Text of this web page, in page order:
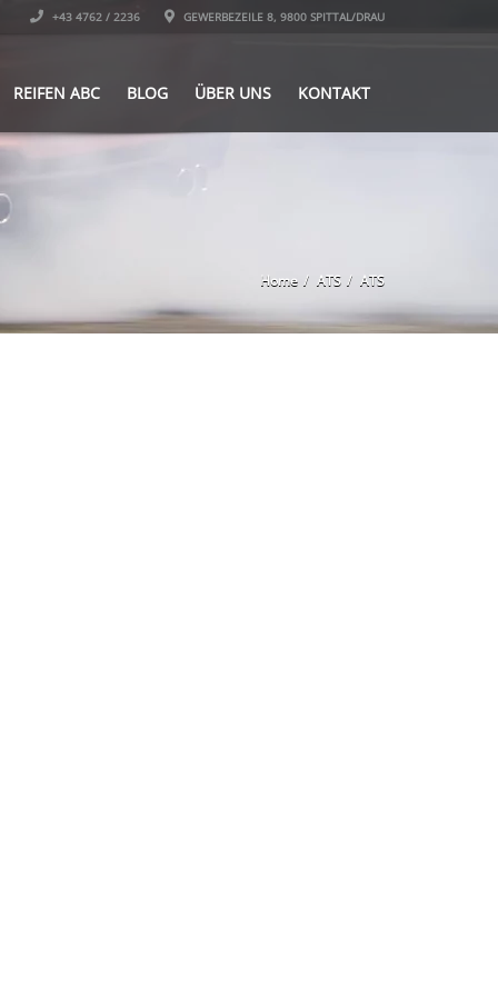
+43 4762 / 2236 GEWERBEZEILE 8, 9800 SPITTAL/DRAU
REIFEN ABC BLOG ÜBER UNS KONTAKT
Home ATS ATS